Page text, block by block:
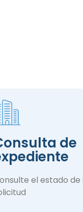
de
el estado de